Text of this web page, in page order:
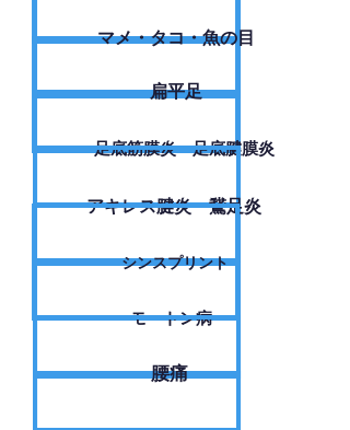
​マメ・タコ・魚の目
扁平足
足底筋膜炎・足底腱膜炎
アキレス腱炎・鵞足炎
シンスプリント
モートン病
腰痛